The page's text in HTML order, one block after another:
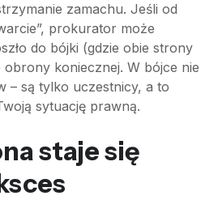
zamachu. Jeśli od
prokurator może
do bójki (gdzie obie strony
koniecznej. W bójce nie
– są tylko uczestnicy, a to
sytuację prawną.
staje się